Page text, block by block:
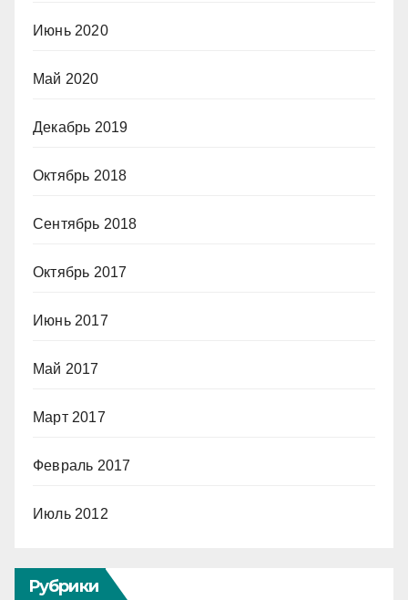
Июнь 2020
Май 2020
Декабрь 2019
Октябрь 2018
Сентябрь 2018
Октябрь 2017
Июнь 2017
Май 2017
Март 2017
Февраль 2017
Июль 2012
Рубрики